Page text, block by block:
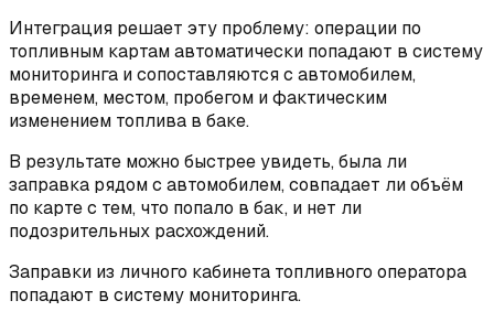
Интеграция решает эту проблему: операции по
топливным картам автоматически попадают в систему
мониторинга и сопоставляются с автомобилем,
временем, местом, пробегом и фактическим
изменением топлива в баке.
В результате можно быстрее увидеть, была ли
заправка рядом с автомобилем, совпадает ли объём
по карте с тем, что попало в бак, и нет ли
подозрительных расхождений.
Заправки из личного кабинета топливного оператора
попадают в систему мониторинга.